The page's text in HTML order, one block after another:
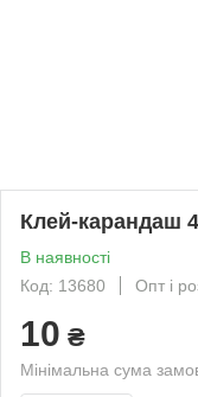
Клей-карандаш
В наявності
Код: 13680
Опт і
10 ₴
Мінімальна сума